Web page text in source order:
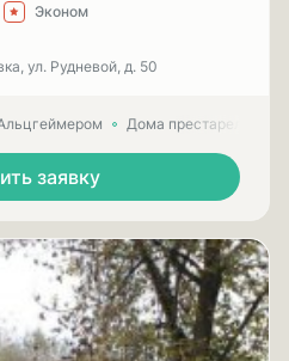
Эконом
ул. Рудневой, д. 50
Дома престарелых
заявку